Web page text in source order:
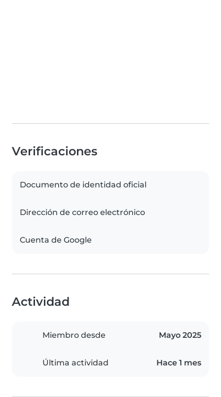
Verificaciones
Documento de identidad oficial
Dirección de correo electrónico
Cuenta de Google
Actividad
Miembro desde Mayo 2025
Última actividad Hace 1 mes